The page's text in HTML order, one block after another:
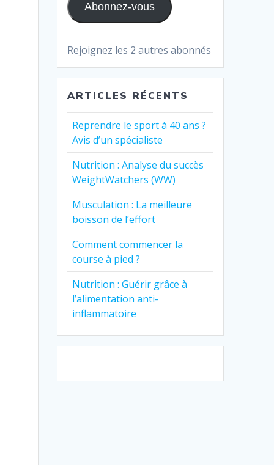
Abonnez-vous
Rejoignez les 2 autres abonnés
ARTICLES RÉCENTS
Reprendre le sport à 40 ans ?
Avis d’un spécialiste
Nutrition : Analyse du succès
WeightWatchers (WW)
Musculation : La meilleure
boisson de l’effort
Comment commencer la
course à pied ?
Nutrition : Guérir grâce à
l’alimentation anti-
inflammatoire